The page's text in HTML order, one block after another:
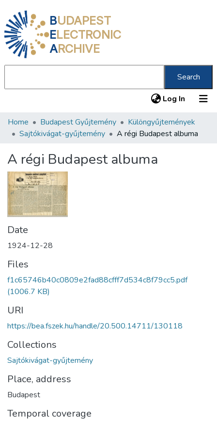
BUDAPEST
ELECTRONIC
ARCHIVE
Search
Log In (current)
Communities & Collections
Statistics
About us
Home Budapest Gyűjtemény
Különgyűjtemények
Sajtókivágat-gyűjtemény
A régi Budapest albuma
A régi Budapest albuma
Date
1924-12-28
Files
f1c65746b40c0809e2fad88cfff7d534c8f79cc5.pdf
(1006.7 KB)
URI
https://bea.fszek.hu/handle/20.500.14711/130118
Collections
Sajtókivágat-gyűjtemény
Place, address
Budapest
Temporal coverage